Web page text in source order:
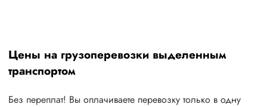
Цены на грузоперевозки выделенным
транспортом
Без переплат! Вы оплачиваете перевозку только в одну